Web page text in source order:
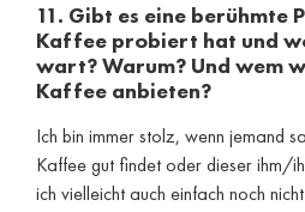
11. Gibt es eine berühmte
Kaffee probiert hat und
wart? Warum? Und wem
Kaffee anbieten?
Ich bin immer stolz, wenn jemand
Kaffee gut findet oder dieser ihm/
ich vielleicht auch einfach noch